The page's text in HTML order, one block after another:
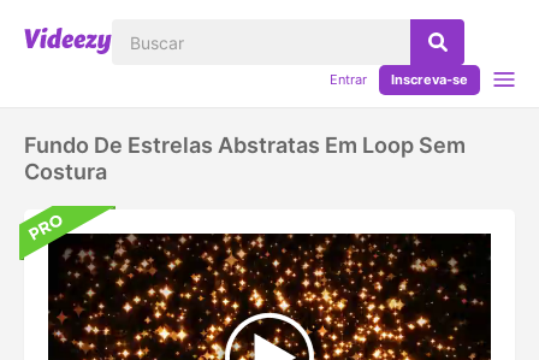
Entrar Inscreva-se
Fundo De Estrelas Abstratas Em Loop Sem
Costura